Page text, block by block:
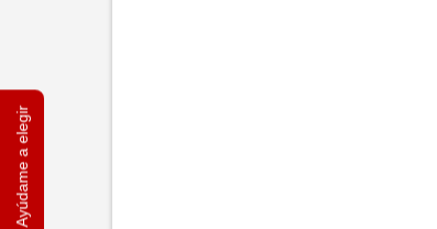
Ayúdame a elegir